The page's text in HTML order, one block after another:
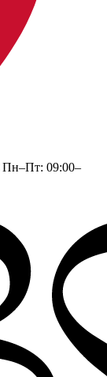
Пн–Пт: 09:00–